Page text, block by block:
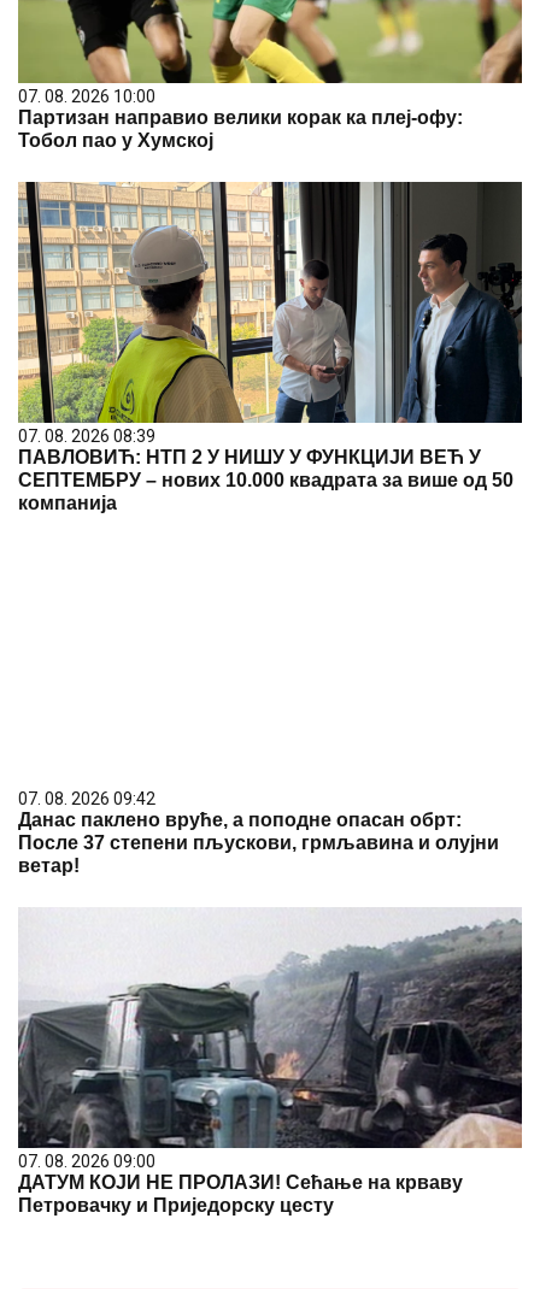
07. 08. 2026 10:00
Партизан направио велики корак ка плеј-офу:
Тобол пао у Хумској
07. 08. 2026 08:39
ПАВЛОВИЋ: НТП 2 У НИШУ У ФУНКЦИЈИ ВЕЋ У
СЕПТЕМБРУ – нових 10.000 квадрата за више од 50
компанија
07. 08. 2026 09:42
Данас паклено вруће, а поподне опасан обрт:
После 37 степени пљускови, грмљавина и олујни
ветар!
07. 08. 2026 09:00
ДАТУМ КОЈИ НЕ ПРОЛАЗИ! Сећање на крваву
Петровачку и Приједорску цесту